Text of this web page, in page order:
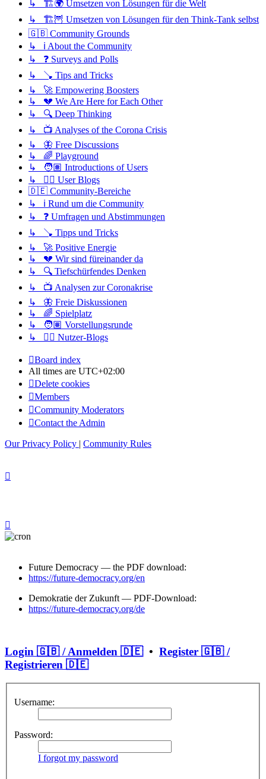
↳ 🏗️🌍 Umsetzen von Lösungen für die Welt
↳ 🏗️🦉 Umsetzen von Lösungen für den Think-Tank selbst
🇬🇧 Community Grounds
↳ ℹ️ About the Community
↳ ❓ Surveys and Polls
↳ 🪠 Tips and Tricks
↳ 🚀 Empowering Boosters
↳ 💔 We Are Here for Each Other
↳ 🔍 Deep Thinking
↳ 📺 Analyses of the Corona Crisis
↳ 🦋 Free Discussions
↳ 🌈 Playground
↳ 🧑🏽 Introductions of Users
↳ ✍🏽 User Blogs
🇩🇪 Community-Bereiche
↳ ℹ️ Rund um die Community
↳ ❓ Umfragen und Abstimmungen
↳ 🪠 Tipps und Tricks
↳ 🚀 Positive Energie
↳ 💔 Wir sind füreinander da
↳ 🔍 Tiefschürfendes Denken
↳ 📺 Analysen zur Coronakrise
↳ 🦋 Freie Diskussionen
↳ 🌈 Spielplatz
↳ 🧑🏽 Vorstellungsrunde
↳ ✍🏽 Nutzer-Blogs
Board index
All times are UTC+02:00
Delete cookies
Members
Community Moderators
Contact the Admin
Our Privacy Policy | Community Rules
Future Democracy — the PDF download:
https://future-democracy.org/en
Demokratie der Zukunft — PDF-Download:
https://future-democracy.org/de
Login 🇬🇧 / Anmelden 🇩🇪• Register 🇬🇧 /
Registrieren 🇩🇪
Username:
Password:
I forgot my password